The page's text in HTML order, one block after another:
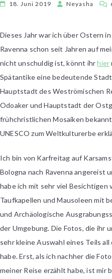
18. Juni 2019 Neyasha
Dieses Jahr war ich über Ostern
Ravenna schon seit Jahren auf
nicht unschuldig ist, könnt ihrhier
Spätantike eine bedeutende
Hauptstadt des Weströmischen
Odoaker und Hauptstadt der
frühchristlichen Mosaiken
UNESCO zum Weltkulturerbe
Ich bin von Karfreitag auf
Bologna nach Ravenna angereist
habe ich mit sehr viel Besichtigen
Taufkapellen und Mausoleen mit
und Archäologische
der Umgebung. Die Fotos, die ihr
sehr kleine Auswahl eines Teils
habe. Erst, als ich nachher die
meiner Reise erzählt habe, ist mir